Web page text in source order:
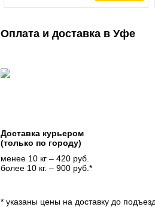
Оплата и доставка в Уфе
Доставка курьером
(только по городу)
менее 10 кг – 420 руб.
более 10 кг. – 900 руб.*
* указаны цены на доставку до